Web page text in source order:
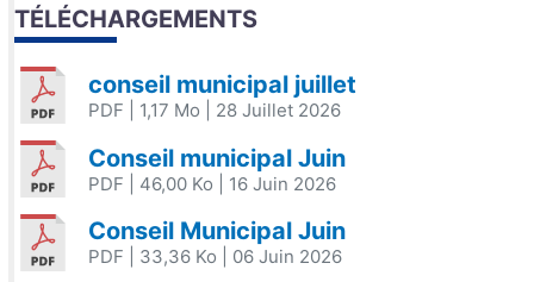
TÉLÉCHARGEMENTS
conseil municipal juillet
PDF | 1,17 Mo | 28 Juillet 2026
Conseil municipal Juin
PDF | 46,00 Ko | 16 Juin 2026
Conseil Municipal Juin
PDF | 33,36 Ko | 06 Juin 2026